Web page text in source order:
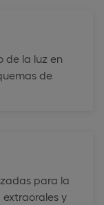
de la luz en
de
para la
y